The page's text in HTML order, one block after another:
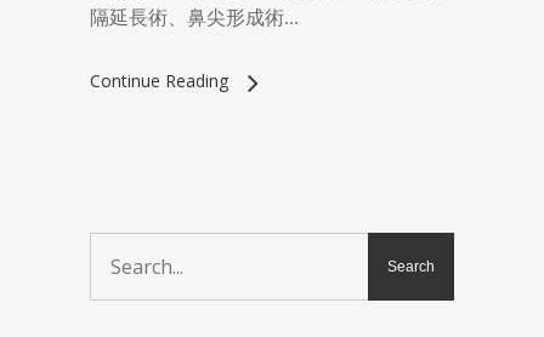
隔延長術、鼻尖形成術...
Continue Reading